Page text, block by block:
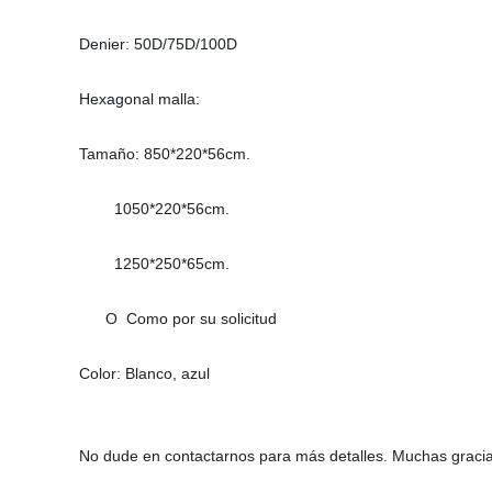
Denier: 50D/75D/100D
Hexagonal malla:
Tamaño: 850*220*56cm.
1050*220*56cm.
1250*250*65cm.
O Como por su solicitud
Color: Blanco, azul
No dude en contactarnos para más detalles. Muchas